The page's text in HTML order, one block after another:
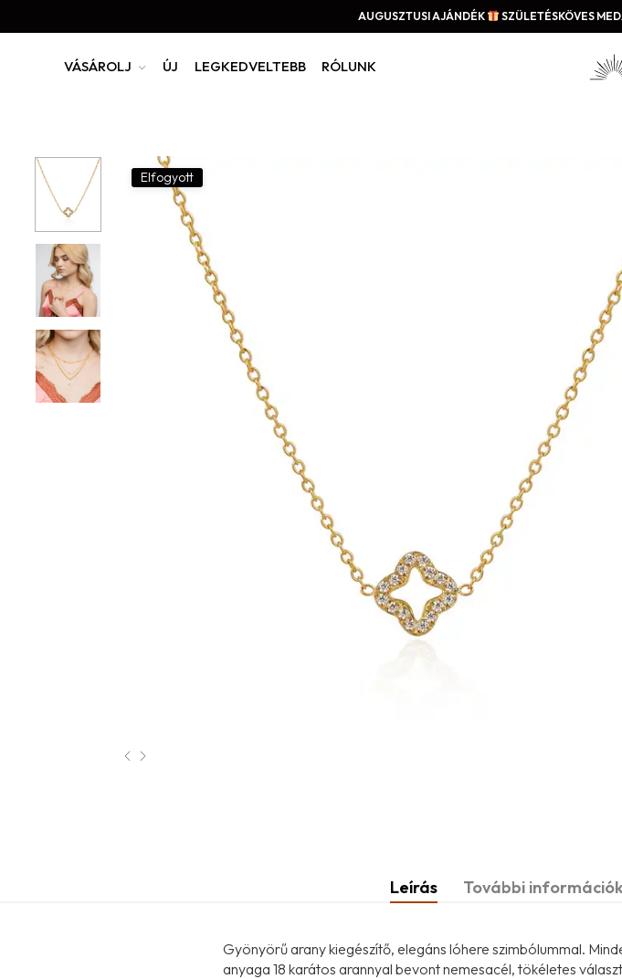
AUGUSZTUSI AJÁNDÉK SZÜLETÉSKÖVES
VÁSÁROLJ ÚJ LEGKEDVELTEBB RÓLUNK
Elfogyott
Leírás További információk
Gyönyörű arany kiegészítő, elegáns lóhere szimbólummal.
anyaga 18 karátos arannyal bevont nemesacél, tökéletes